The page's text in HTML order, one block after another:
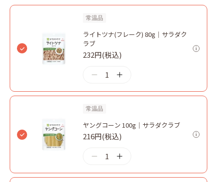
常温品
ライトツナ(フレーク) 80g｜サラダク
ラブ
232円(税込)
1
常温品
ヤングコーン 100g｜サラダクラブ
216円(税込)
1